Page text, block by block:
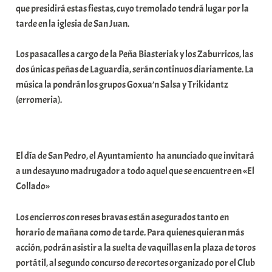
que presidirá estas fiestas, cuyo tremolado tendrá lugar por la
tarde en la iglesia de San Juan.
Los pasacalles a cargo de la Peña Biasteriak y los Zaburricos, las
dos únicas peñas de Laguardia, serán continuos diariamente. La
música la pondrán los grupos Goxua’n Salsa y Trikidantz
(erromeria).
El día de San Pedro, el Ayuntamiento ha anunciado que invitará
a un desayuno madrugador a todo aquel que se encuentre en «El
Collado»
Los encierros con reses bravas están asegurados tanto en
horario de mañana como de tarde. Para quienes quieran más
acción, podrán asistir a la suelta de vaquillas en la plaza de toros
portátil, al segundo concurso de recortes organizado por el Club